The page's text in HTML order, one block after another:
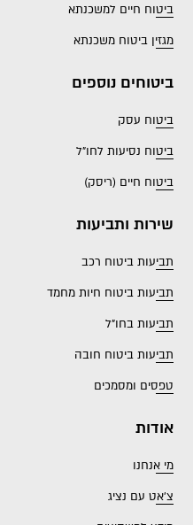
ביטוח חיים למשכנתא
מגזין ביטוח משכנתא
ביטוחים נוספים
ביטוח עסק
ביטוח נסיעות לחו"ל
ביטוח חיים (ריסק)
שירות ותביעות
תביעות ביטוח רכב
תביעות ביטוח חיות מחמד
תביעות בחו"ל
תביעות ביטוח חובה
טפסים ומסמכים
אודות
מי אנחנו
צ'אט עם נציג